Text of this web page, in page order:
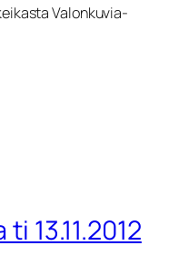
Valonkuvia-
13.11.2012